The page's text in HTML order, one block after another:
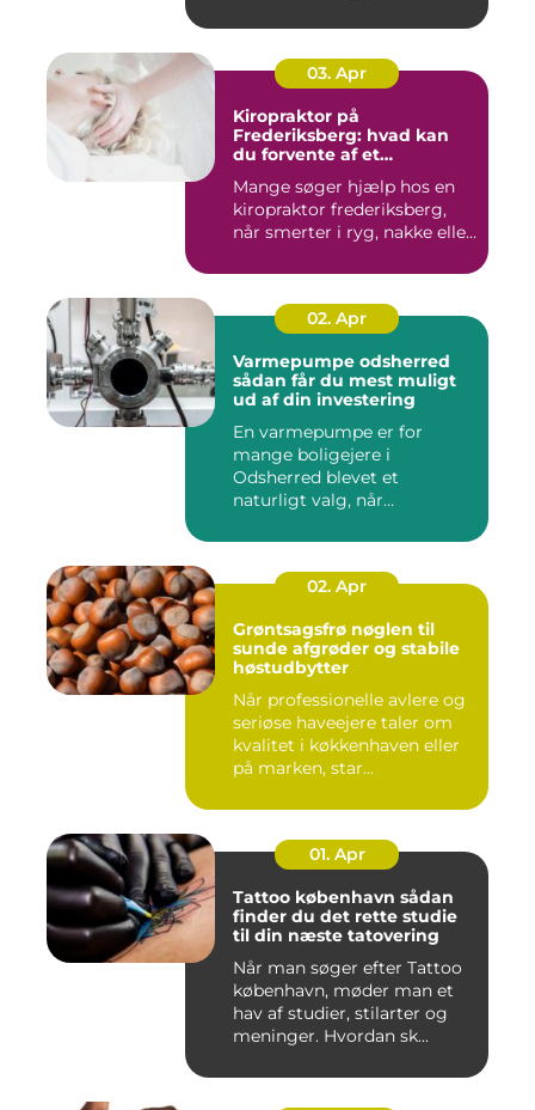
03. Apr
Kiropraktor på
Frederiksberg: hvad kan
du forvente af et
Mange søger hjælp hos en
kiropraktor frederiksberg,
når smerter i ryg, nakke elle...
02. Apr
Varmepumpe odsherred
sådan får du mest muligt
ud af din investering
En varmepumpe er for
mange boligejere i
Odsherred blevet et
naturligt valg, når
02. Apr
Grøntsagsfrø nøglen til
sunde afgrøder og stabile
høstudbytter
Når professionelle avlere og
seriøse haveejere taler om
kvalitet i køkkenhaven eller
på marken, star...
01. Apr
Tattoo københavn sådan
finder du det rette studie
til din næste tatovering
Når man søger efter Tattoo
københavn, møder man et
hav af studier, stilarter og
meninger. Hvordan sk...